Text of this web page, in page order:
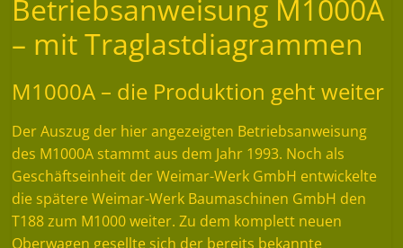
Betriebsanweisung M1000A
– mit Traglastdiagrammen
M1000A – die Produktion geht weiter
Der Auszug der hier angezeigten Betriebsanweisung
des M1000A stammt aus dem Jahr 1993. Noch als
Geschäftseinheit der Weimar-Werk GmbH entwickelte
die spätere Weimar-Werk Baumaschinen GmbH den
T188 zum M1000 weiter. Zu dem komplett neuen
Oberwagen gesellte sich der bereits bekannte